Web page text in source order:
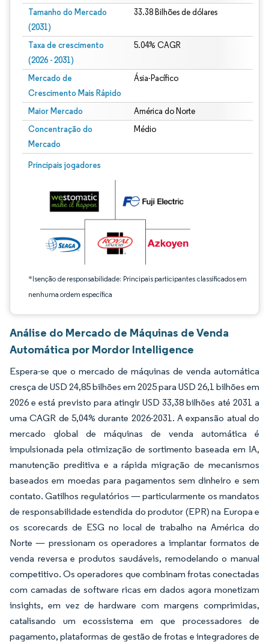
Tamanho do Mercado
(2031)
33.38 Bilhões de dólares
Taxa de crescimento
(2026 - 2031)
5.04% CAGR
Mercado de
Crescimento Mais Rápido
Ásia-Pacífico
Maior Mercado América do Norte
Concentração do
Mercado
Médio
Principais jogadores
*Isenção de responsabilidade: Principais participantes classificados em
nenhuma ordem específica
Imagem © Mordor Intelligence. O reuso requer atribuição conforme CC BY 4.0.
Análise do Mercado de Máquinas de Venda
Automática por Mordor Intelligence
Espera-se que o mercado de máquinas de venda automática
cresça de USD 24,85 bilhões em 2025 para USD 26,1 bilhões em
2026 e está previsto para atingir USD 33,38 bilhões até 2031 a
uma CAGR de 5,04% durante 2026-2031. A expansão atual do
mercado global de máquinas de venda automática é
impulsionada pela otimização de sortimento baseada em IA,
manutenção preditiva e a rápida migração de mecanismos
baseados em moedas para pagamentos sem dinheiro e sem
contato. Gatilhos regulatórios — particularmente os mandatos
de responsabilidade estendida do produtor (EPR) na Europa e
os scorecards de ESG no local de trabalho na América do
Norte — pressionam os operadores a implantar formatos de
venda reversa e produtos saudáveis, remodelando o manual
competitivo. Os operadores que combinam frotas conectadas
com camadas de software ricas em dados agora monetizam
insights, em vez de hardware com margens comprimidas,
catalisando um ecossistema em que processadores de
pagamento, plataformas de gestão de frotas e integradores de